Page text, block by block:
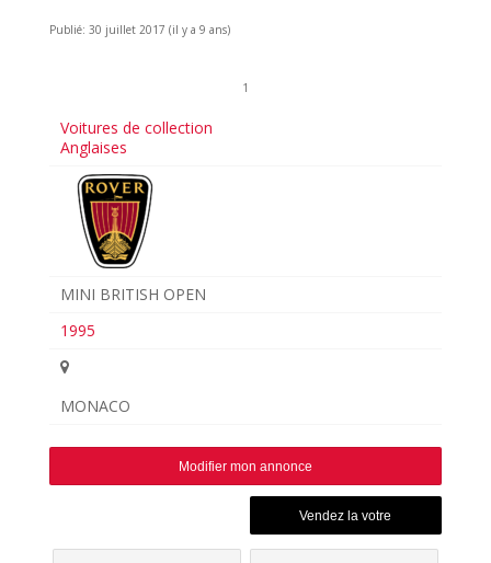
Publié: 30 juillet 2017 (il y a 9 ans)
1
Voitures de collection
Anglaises
MINI BRITISH OPEN
1995
MONACO
Modifier mon annonce